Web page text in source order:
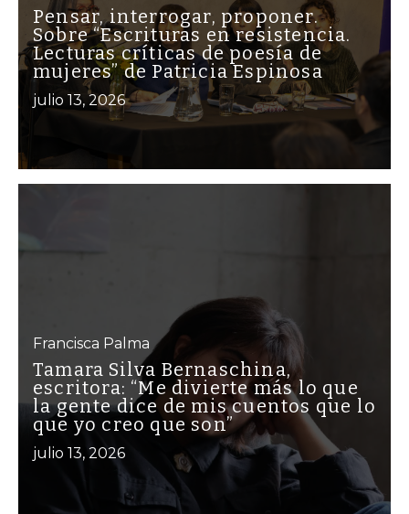
Pensar, interrogar, proponer.
Sobre “Escrituras en resistencia.
Lecturas críticas de poesía de
mujeres” de Patricia Espinosa
julio 13, 2026
Francisca Palma
Tamara Silva Bernaschina,
escritora: “Me divierte más lo que
la gente dice de mis cuentos que lo
que yo creo que son”
julio 13, 2026